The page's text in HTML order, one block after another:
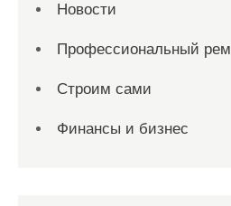
Новости
Профессиональный
Строим сами
Финансы и бизнес